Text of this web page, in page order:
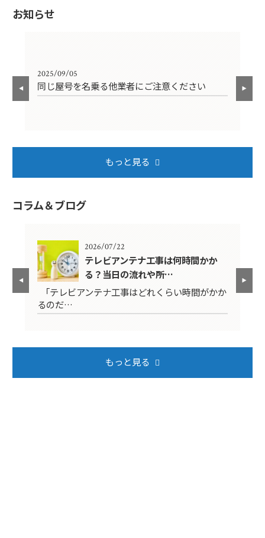
お知らせ
2025/09/05
同じ屋号を名乗る他業者にご注意ください
もっと見る
コラム＆ブログ
2026/07/22
テレビアンテナ工事は何時間かか
る？当日の流れや所…
「テレビアンテナ工事はどれくらい時間がかか
るのだ…
もっと見る